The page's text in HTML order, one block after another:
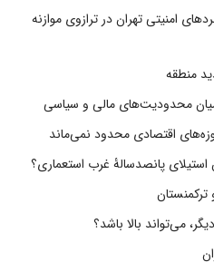
امنیتی تهران در ترازوی موازنه
منطقه
محدودیت‌های مالی و سیاسی
اقتصادی محدود نمی‌ماند
پانصدسالۀ غرب استعماری؟
می‌تواند بالا باشد؟